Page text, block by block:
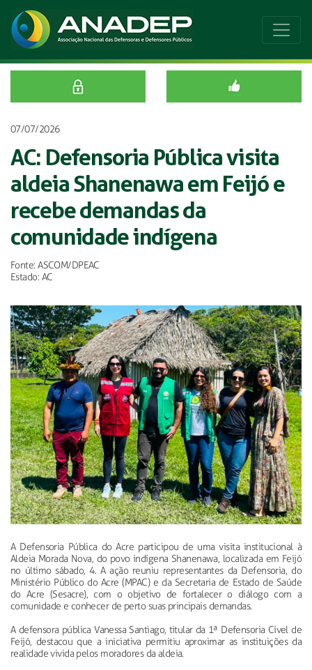
07/07/2026
AC: Defensoria Pública visita
aldeia Shanenawa em Feijó e
recebe demandas da
comunidade indígena
Fonte: ASCOM/DPEAC
Estado: AC
A Defensoria Pública do Acre participou de uma visita institucional à
Aldeia Morada Nova, do povo indígena Shanenawa, localizada em Feijó
no último sábado, 4. A ação reuniu representantes da Defensoria, do
Ministério Público do Acre (MPAC) e da Secretaria de Estado de Saúde
do Acre (Sesacre), com o objetivo de fortalecer o diálogo com a
comunidade e conhecer de perto suas principais demandas.
A defensora pública Vanessa Santiago, titular da 1ª Defensoria Cível de
Feijó, destacou que a iniciativa permitiu aproximar as instituições da
realidade vivida pelos moradores da aldeia.